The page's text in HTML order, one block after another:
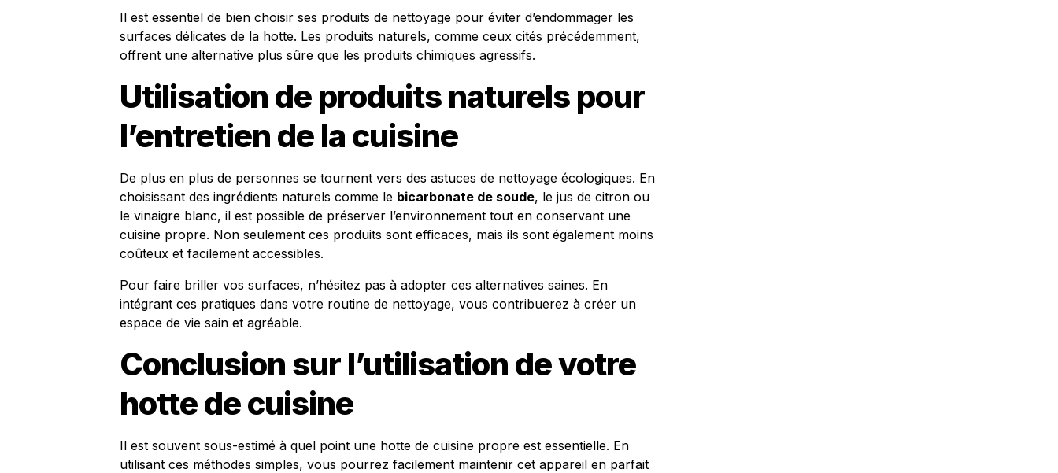
Il est essentiel de bien choisir ses produits de nettoyage pour éviter d’endommager les
surfaces délicates de la hotte. Les produits naturels, comme ceux cités précédemment,
offrent une alternative plus sûre que les produits chimiques agressifs.
Utilisation de produits naturels pour
l’entretien de la cuisine
De plus en plus de personnes se tournent vers des astuces de nettoyage écologiques. En
choisissant des ingrédients naturels comme le bicarbonate de soude, le jus de citron ou
le vinaigre blanc, il est possible de préserver l’environnement tout en conservant une
cuisine propre. Non seulement ces produits sont efficaces, mais ils sont également moins
coûteux et facilement accessibles.
Pour faire briller vos surfaces, n’hésitez pas à adopter ces alternatives saines. En
intégrant ces pratiques dans votre routine de nettoyage, vous contribuerez à créer un
espace de vie sain et agréable.
Conclusion sur l’utilisation de votre
hotte de cuisine
Il est souvent sous-estimé à quel point une hotte de cuisine propre est essentielle. En
utilisant ces méthodes simples, vous pourrez facilement maintenir cet appareil en parfait